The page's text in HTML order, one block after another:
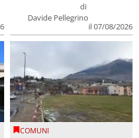
di
Davide Pellegrino
il 07/08/2026
COMUNI